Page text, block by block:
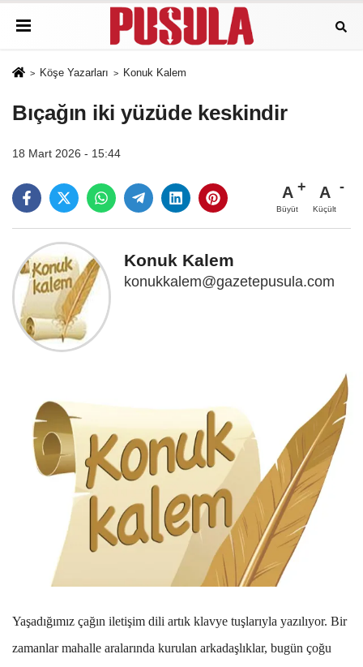
Köşe Yazarları Konuk Kalem
Bıçağın iki yüzüde keskindir
18 Mart 2026 - 15:44
A
Büyüt
A
Küçült
Konuk Kalem
konukkalem@gazetepusula.com
Yaşadığımız çağın iletişim dili artık klavye tuşlarıyla yazılıyor. Bir
zamanlar mahalle aralarında kurulan arkadaşlıklar, bugün çoğu